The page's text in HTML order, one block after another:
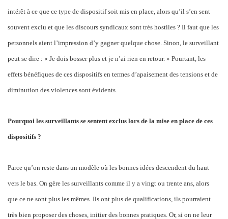
intérêt à ce que ce type de dispositif soit mis en place, alors qu’il s’en sent
souvent exclu et que les discours syndicaux sont très hostiles ? Il faut que les
personnels aient l’impression d’y gagner quelque chose. Sinon, le surveillant
peut se dire : « Je dois bosser plus et je n’ai rien en retour. » Pourtant, les
effets bénéfiques de ces dispositifs en termes d’apaisement des tensions et de
diminution des violences sont évidents.
Pourquoi les surveillants se sentent exclus lors de la mise en place de ces
dispositifs ?
Parce qu’on reste dans un modèle où les bonnes idées descendent du haut
vers le bas. On gère les surveillants comme il y a vingt ou trente ans, alors
que ce ne sont plus les mêmes. Ils ont plus de qualifications, ils pourraient
très bien proposer des choses, initier des bonnes pratiques. Or, si on ne leur